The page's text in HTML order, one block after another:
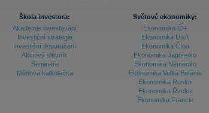
Škola investora:
Akademie investování
Investiční strategie
Investiční doporučení
Akciový slovník
Semináře
Měnová kalkulačka
Světové ekonomiky:
Ekonomika ČR
Ekonomika USA
Ekonomika Čína
Ekonomika Japonsko
Ekonomika Německo
Ekonomika Velká Británie
Ekonomika Rusko
Ekonomika Řecko
Ekonomika Francie